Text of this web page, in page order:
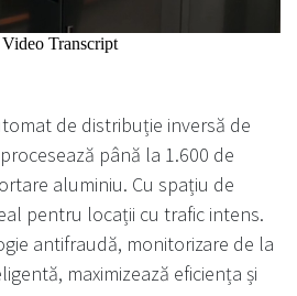
de distribuție inversă de
până la 1.600 de
aluminiu. Cu spațiu de
pentru locații cu trafic intens.
antifraudă, monitorizare de la
maximizează eficiența și